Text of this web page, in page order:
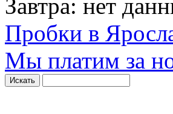
Завтра: нет
Пробки в
Мы платим за